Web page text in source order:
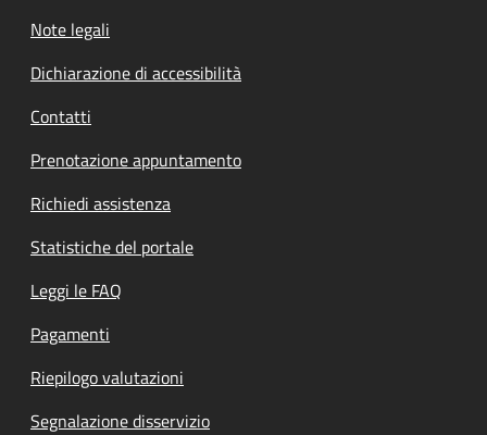
Note legali
Dichiarazione di accessibilità
Contatti
Prenotazione appuntamento
Richiedi assistenza
Statistiche del portale
Leggi le FAQ
Pagamenti
Riepilogo valutazioni
Segnalazione disservizio